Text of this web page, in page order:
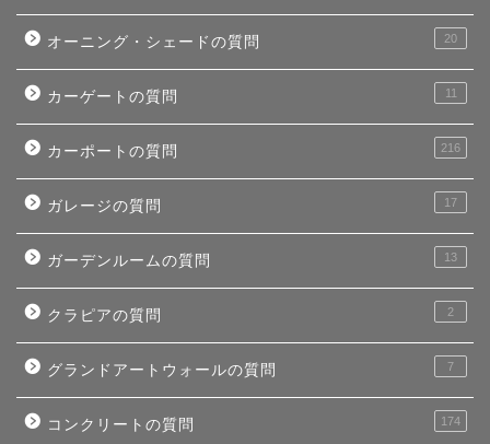
オーニング・シェードの質問 20
カーゲートの質問 11
カーポートの質問 216
ガレージの質問 17
ガーデンルームの質問 13
クラピアの質問 2
グランドアートウォールの質問 7
コンクリートの質問 174